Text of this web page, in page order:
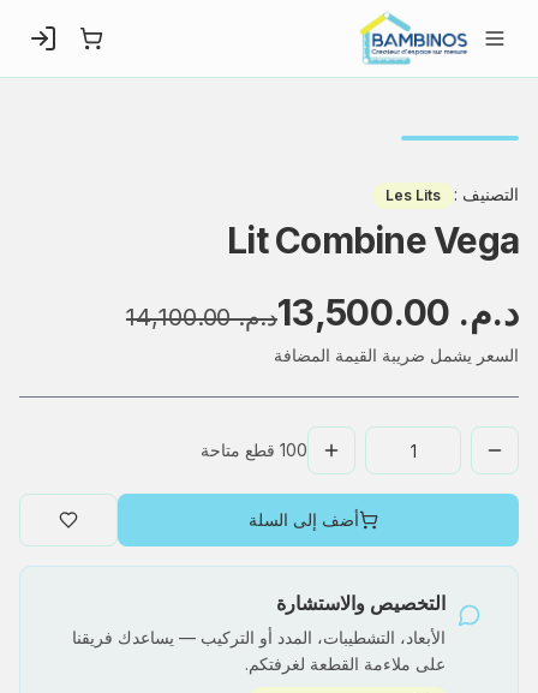
التصنيف :
Les Lits
Lit Combine Vega
د.م.‏ 13,500.00
د.م.‏ 14,100.00
السعر يشمل ضريبة القيمة المضافة
100 قطع متاحة
أضف إلى السلة
التخصيص والاستشارة
الأبعاد، التشطيبات، المدد أو التركيب — يساعدك فريقنا
على ملاءمة القطعة لغرفتكم.